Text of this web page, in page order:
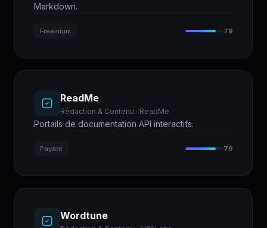
Markdown.
Freemium 79
ReadMe
Rédaction & Contenu · ReadMe
Portails de documentation API interactifs.
Payant 79
Wordtune